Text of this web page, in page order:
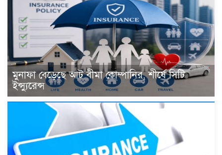
মুনাফা বেড়েছে আট বীমা কোম্পানির, শীর্ষে সিটি
ইন্স্যুরেন্স